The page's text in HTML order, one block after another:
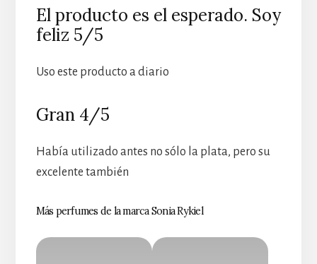
El producto es el esperado. Soy
feliz 5/5
Uso este producto a diario
Gran 4/5
Había utilizado antes no sólo la plata, pero su
excelente también
Más perfumes de la marca Sonia Rykiel